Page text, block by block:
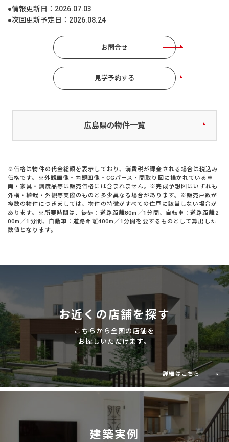
●情報更新日： 2026.07.03
●次回更新予定日： 2026.08.24
お問合せ
見学予約する
広島県の物件一覧
※価格は物件の代金総額を表示しており、消費税が課金される場合は税込み
価格です。※外観画像・内観画像・CGパース・間取り図に描かれている車
両・家具・調度品等は販売価格には含まれません。※完成予想図はいずれも
外構・植栽・外観等実際のものと多少異なる場合があります。※販売戸数が
複数の物件につきましては、物件の特徴がすべての住戸に該当しない場合が
あります。※所要時間は、徒歩：道路距離80m／1分間、自転車：道路距離2
00m／1分間、自動車：道路距離400m／1分間を要するものとして算出した
数値となります。
お近くの店舗を探す
こちらから全国の店舗を
お探しいただけます。
詳細はこちら
建築実例